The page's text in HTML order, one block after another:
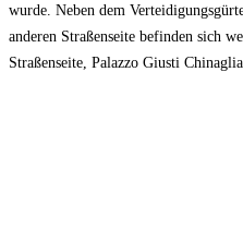
wurde. Neben dem
anderen Straßenseite befinden sich
Straßenseite, Palazzo Giusti